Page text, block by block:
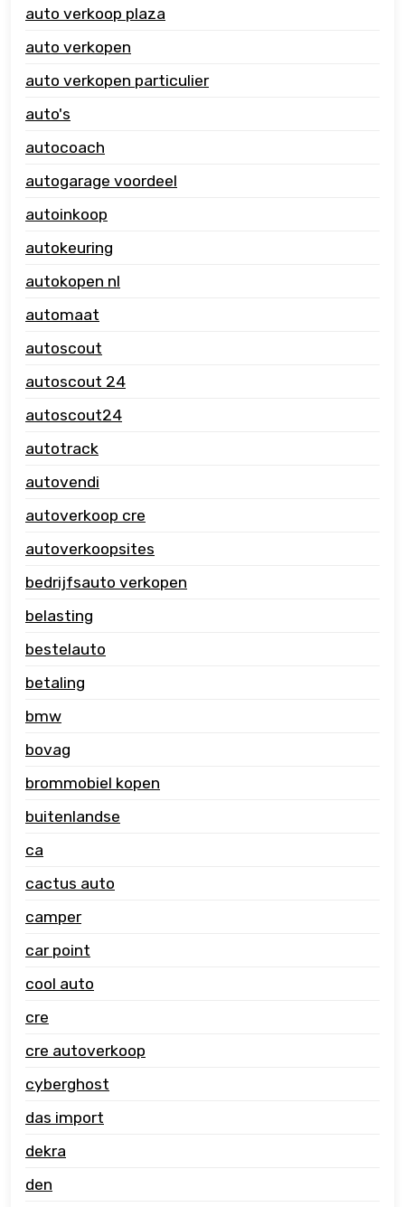
auto verkoop plaza
auto verkopen
auto verkopen particulier
auto's
autocoach
autogarage voordeel
autoinkoop
autokeuring
autokopen nl
automaat
autoscout
autoscout 24
autoscout24
autotrack
autovendi
autoverkoop cre
autoverkoopsites
bedrijfsauto verkopen
belasting
bestelauto
betaling
bmw
bovag
brommobiel kopen
buitenlandse
ca
cactus auto
camper
car point
cool auto
cre
cre autoverkoop
cyberghost
das import
dekra
den